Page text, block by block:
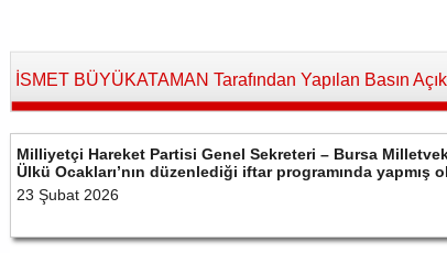
İSMET BÜYÜKATAMAN Tarafından Yapılan Basın
Milliyetçi Hareket Partisi Genel Sekreteri – Bursa
Ülkü Ocakları’nın düzenlediği iftar programında yapmış
23 Şubat 2026